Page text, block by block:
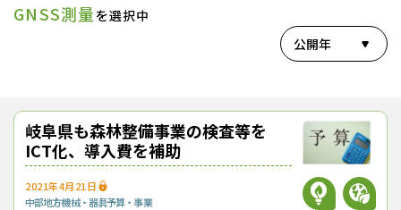
GNSS測量を選択中
公開年
岐阜県も森林整備事業の検査等を
ICT化、導入費を補助
2021年4月21日
中部地方機械・器具予算・事業